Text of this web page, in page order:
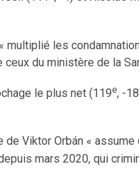
multiplié les
du ministère de la
le plus net (119e, -
de Viktor Orbán «
mars 2020, qui